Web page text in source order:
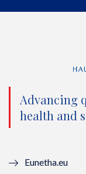
Advancing
health and
Eunetha.eu